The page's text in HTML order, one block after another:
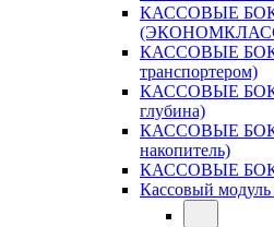
КАССОВЫЕ
КАССОВЫЕ
транспортером)
КАССОВЫЕ
глубина)
КАССОВЫЕ
накопитель)
КАССОВЫЕ
Кассовый